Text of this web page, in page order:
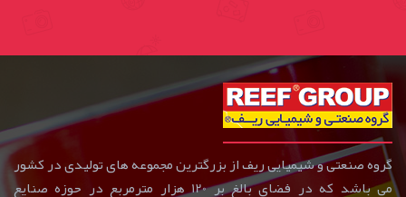
گروه صنعتی و شیمیایی ریف از بزرگترین مجموعه های تولیدی در کشور
می باشد که در فضای بالغ بر 120 هزار مترمربع در حوزه صنایع